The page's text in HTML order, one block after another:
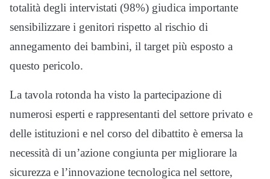
totalità degli intervistati (98%) giudica importante
sensibilizzare i genitori rispetto al rischio di
annegamento dei bambini, il target più esposto a
questo pericolo.
La tavola rotonda ha visto la partecipazione di
numerosi esperti e rappresentanti del settore privato e
delle istituzioni e nel corso del dibattito è emersa la
necessità di un’azione congiunta per migliorare la
sicurezza e l’innovazione tecnologica nel settore,